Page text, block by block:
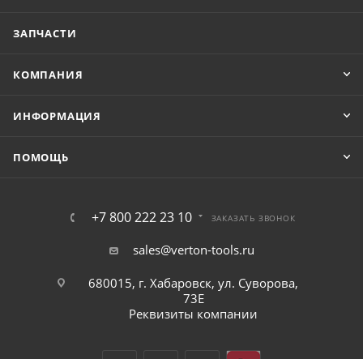
ЗАПЧАСТИ
КОМПАНИЯ
ИНФОРМАЦИЯ
ПОМОЩЬ
+7 800 222 23 10 ЗАКАЗАТЬ ЗВОНОК
sales@verton-tools.ru
680015, г. Хабаровск, ул. Суворова,
73Е
Реквизиты компании